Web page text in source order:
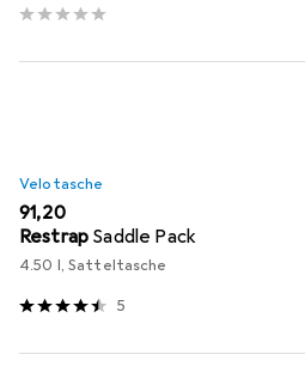
Velotasche
EUR
91,20
Restrap Saddle Pack
4.50 l, Satteltasche
5